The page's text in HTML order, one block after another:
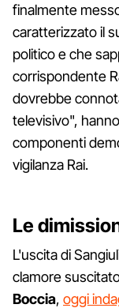
finalmente
caratterizzato il
politico e che
corrispondente
dovrebbe
televisivo",
componenti
vigilanza Rai.
Le
L'uscita di
clamore
Boccia, oggi